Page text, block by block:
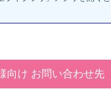
向け お問い合わせ先